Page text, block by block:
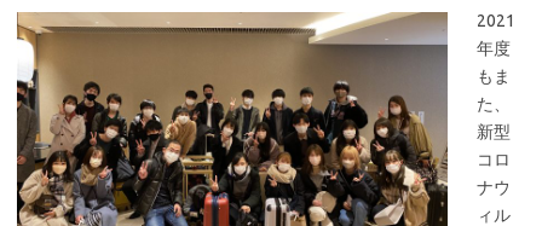
2021
年度
もま
た、
新型
コロ
ナウ
ィル